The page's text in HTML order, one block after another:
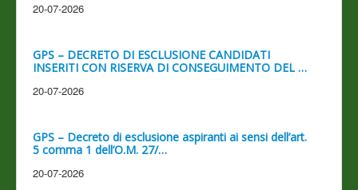
20-07-2026
GPS – DECRETO DI ESCLUSIONE CANDIDATI
INSERITI CON RISERVA DI CONSEGUIMENTO DEL …
20-07-2026
GPS – Decreto di esclusione aspiranti ai sensi dell’art.
5 comma 1 dell’O.M. 27/…
20-07-2026